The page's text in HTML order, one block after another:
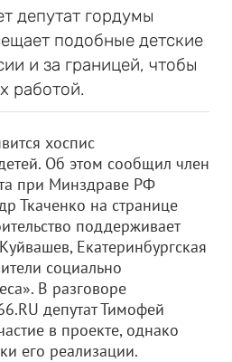
депутат гордумы
подобные детские
и за границей, чтобы
работой.
хоспис
Об этом сообщил член
при Минздраве РФ
Ткаченко на странице
поддерживает
Екатеринбургская
социально
В разговоре
депутат Тимофей
в проекте, однако
его реализации.